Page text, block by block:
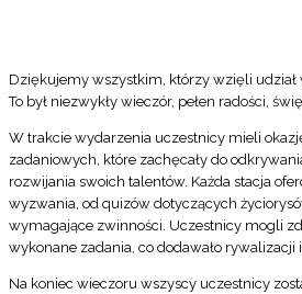
Dziękujemy wszystkim, którzy wzięli
To był niezwykły wieczór, pełen radości,
W trakcie wydarzenia uczestnicy mieli
zadaniowych, które zachęcały do
rozwijania swoich talentów. Każda stacja
wyzwania, od quizów dotyczących
wymagające zwinności. Uczestnicy mogli
wykonane zadania, co dodawało rywalizacji
Na koniec wieczoru wszyscy uczestnicy